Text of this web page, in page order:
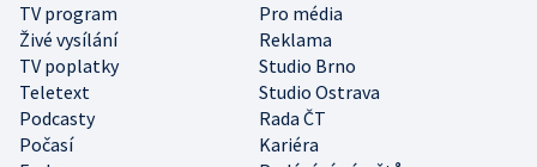
TV program
Pro média
Živé vysílání
Reklama
TV poplatky
Studio Brno
Teletext
Studio Ostrava
Podcasty
Rada ČT
Počasí
Kariéra